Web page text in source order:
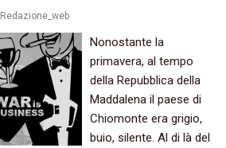
Redazione_web
Nonostante la
primavera, al tempo
della Repubblica della
Maddalena il paese di
Chiomonte era grigio,
buio, silente. Al di là del